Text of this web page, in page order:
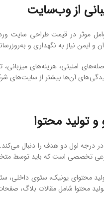
از وب‌سایت
موثر در قیمت طراحی سایت
و ایمن نیاز به نگهداری و
امنیتی، هزینه‌های
آن‌ها بیشتر از
تولید محتوا
درجه اول دو هدف را دنبال
تخصصی است که باید توسط
محتوای یونیک، سئوی داخلی،
محتوا شامل مقالات بلاگ،